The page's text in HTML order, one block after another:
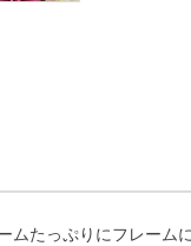
ムたっぷりにフレーム